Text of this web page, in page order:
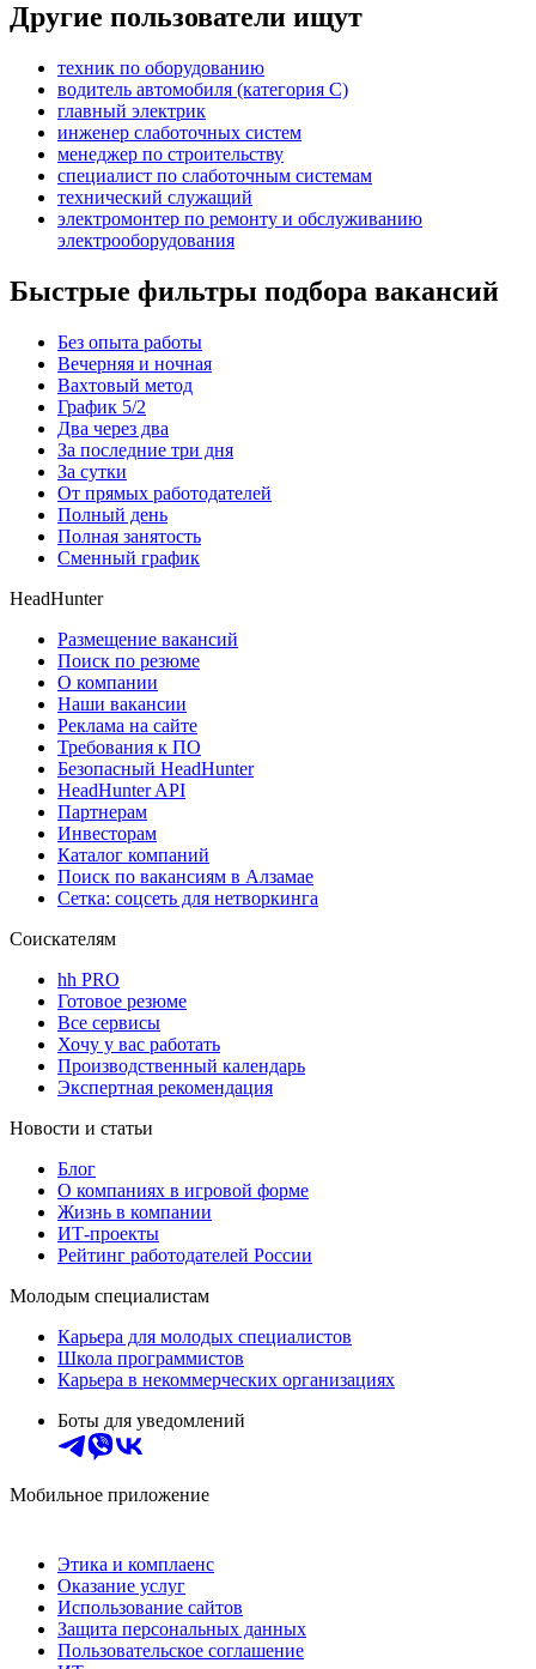
Другие пользователи ищут
техник по оборудованию
водитель автомобиля (категория C)
главный электрик
инженер слаботочных систем
менеджер по строительству
специалист по слаботочным системам
технический служащий
электромонтер по ремонту и обслуживанию
электрооборудования
Быстрые фильтры подбора вакансий
Без опыта работы
Вечерняя и ночная
Вахтовый метод
График 5/2
Два через два
За последние три дня
За сутки
От прямых работодателей
Полный день
Полная занятость
Сменный график
HeadHunter
Размещение вакансий
Поиск по резюме
О компании
Наши вакансии
Реклама на сайте
Требования к ПО
Безопасный HeadHunter
HeadHunter API
Партнерам
Инвесторам
Каталог компаний
Поиск по вакансиям в Алзамае
Сетка: соцсеть для нетворкинга
Соискателям
hh PRO
Готовое резюме
Все сервисы
Хочу у вас работать
Производственный календарь
Экспертная рекомендация
Новости и статьи
Блог
О компаниях в игровой форме
Жизнь в компании
ИТ-проекты
Рейтинг работодателей России
Молодым специалистам
Карьера для молодых специалистов
Школа программистов
Карьера в некоммерческих организациях
Боты для уведомлений
Мобильное приложение
Этика и комплаенс
Оказание услуг
Использование сайтов
Защита персональных данных
Пользовательское соглашение